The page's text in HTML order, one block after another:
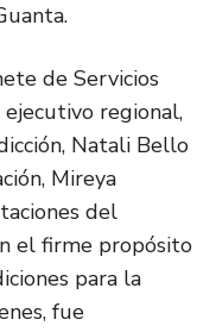
de Servicios
regional,
Natali Bello
Mireya
del
el firme propósito
para la
fue